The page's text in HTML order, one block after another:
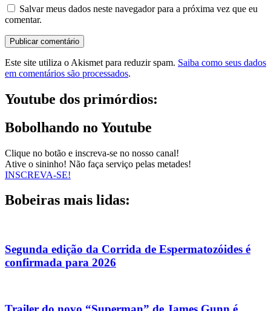
Salvar meus dados neste navegador para a próxima vez que eu
comentar.
Este site utiliza o Akismet para reduzir spam. Saiba como seus dados
em comentários são processados.
Youtube dos primórdios:
Bobolhando no Youtube
Clique no botão e inscreva-se no nosso canal!
Ative o sininho! Não faça serviço pelas metades!
INSCREVA-SE!
Bobeiras mais lidas:
Segunda edição da Corrida de Espermatozóides é
confirmada para 2026